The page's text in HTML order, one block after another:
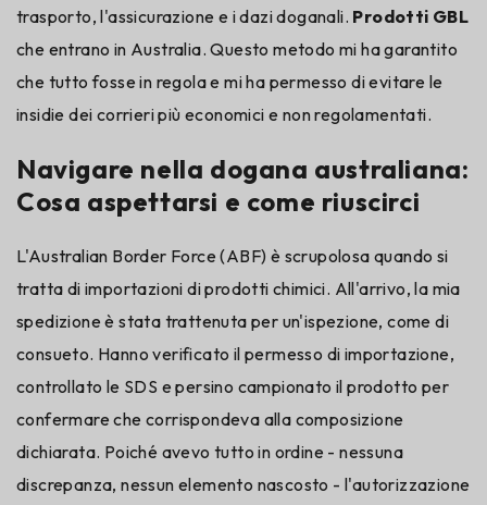
trasporto, l'assicurazione e i dazi doganali. Prodotti GBL
che entrano in Australia. Questo metodo mi ha garantito
che tutto fosse in regola e mi ha permesso di evitare le
insidie dei corrieri più economici e non regolamentati.
Navigare nella dogana australiana:
Cosa aspettarsi e come riuscirci
L'Australian Border Force (ABF) è scrupolosa quando si
tratta di importazioni di prodotti chimici. All'arrivo, la mia
spedizione è stata trattenuta per un'ispezione, come di
consueto. Hanno verificato il permesso di importazione,
controllato le SDS e persino campionato il prodotto per
confermare che corrispondeva alla composizione
dichiarata. Poiché avevo tutto in ordine - nessuna
discrepanza, nessun elemento nascosto - l'autorizzazione